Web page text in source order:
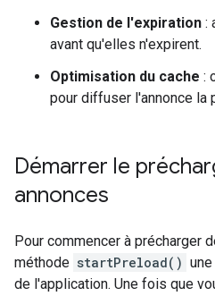
Gestion de l'expiration :
avant qu'elles n'expirent.
Optimisation du cache :
pour diffuser l'annonce la
Démarrer le
annonces
Pour commencer à précharger
méthode startPreload()
de l'application. Une fois que